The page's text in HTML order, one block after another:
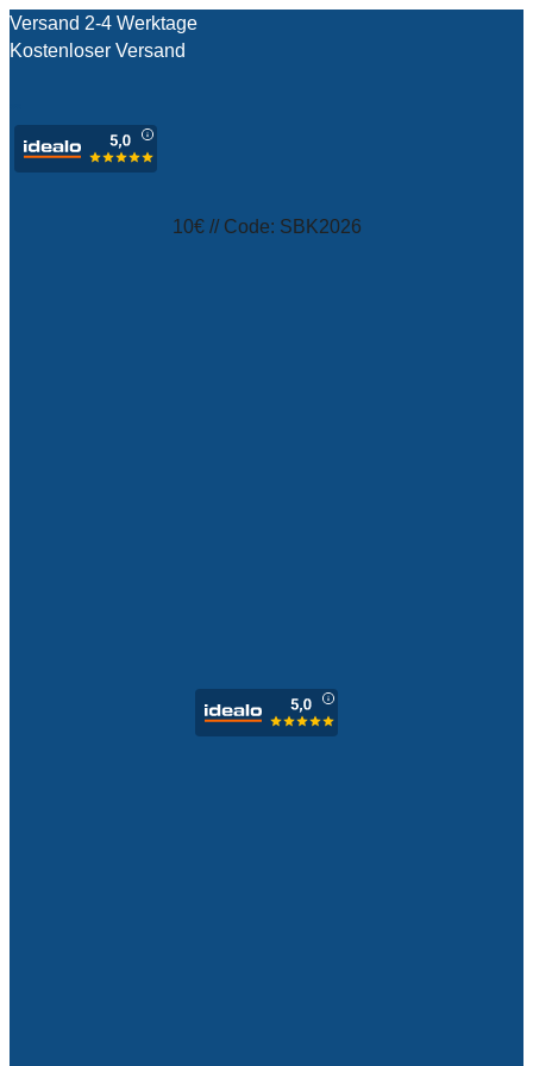
Versand 2-4 Werktage
Kostenloser Versand
10€ // Code: SBK2026